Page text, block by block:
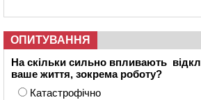
ОПИТУВАННЯ
На скільки сильно впливають
ваше життя, зокрема роботу?
Катастрофічно